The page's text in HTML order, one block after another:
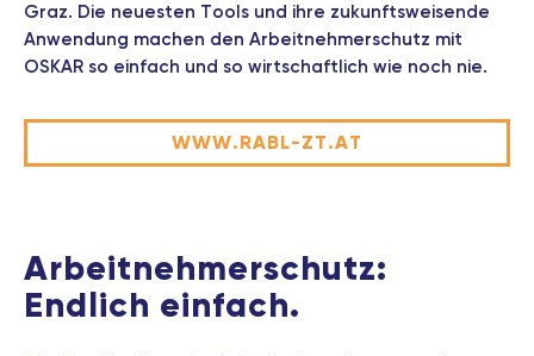
Graz. Die neuesten Tools und ihre zukunftsweisende
Anwendung machen den Arbeitnehmerschutz mit
OSKAR so einfach und so wirtschaftlich wie noch nie.
WWW.RABL-ZT.AT
Arbeitnehmer­schutz:
Endlich einfach.